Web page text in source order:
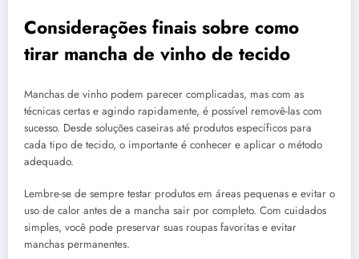
Considerações finais sobre como
tirar mancha de vinho de tecido
Manchas de vinho podem parecer complicadas, mas com as
técnicas certas e agindo rapidamente, é possível removê-las com
sucesso. Desde soluções caseiras até produtos específicos para
cada tipo de tecido, o importante é conhecer e aplicar o método
adequado.
Lembre-se de sempre testar produtos em áreas pequenas e evitar o
uso de calor antes de a mancha sair por completo. Com cuidados
simples, você pode preservar suas roupas favoritas e evitar
manchas permanentes.